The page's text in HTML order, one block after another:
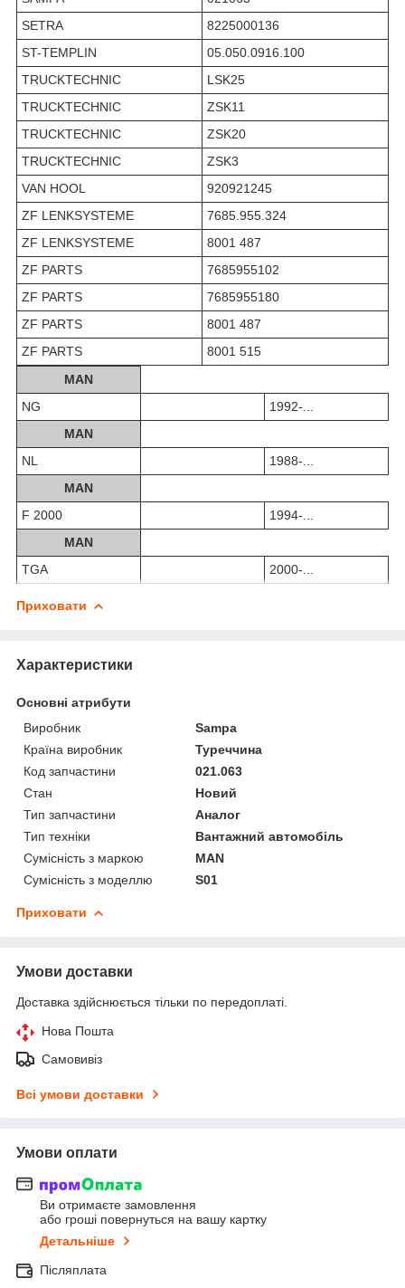
SETRA
8225000136
ST-TEMPLIN
05.050.0916.100
TRUCKTECHNIC
LSK25
TRUCKTECHNIC
ZSK11
TRUCKTECHNIC
ZSK20
TRUCKTECHNIC
ZSK3
VAN HOOL
920921245
ZF LENKSYSTEME
7685.955.324
ZF LENKSYSTEME
8001 487
ZF PARTS
7685955102
ZF PARTS
7685955180
ZF PARTS
8001 487
ZF PARTS
8001 515
MAN
NG
1992-...
MAN
NL
1988-...
MAN
F 2000
1994-...
MAN
TGA
2000-...
Приховати
Характеристики
Основні атрибути
Виробник
Sampa
Країна виробник
Туреччина
Код запчастини
021.063
Стан
Новий
Тип запчастини
Аналог
Тип техніки
Вантажний автомобіль
Сумісність з маркою
MAN
Сумісність з моделлю
S01
Приховати
Умови доставки
Доставка здійснюється тільки по передоплаті.
Нова Пошта
Самовивіз
Всі умови доставки
Умови оплати
Ви отримаєте замовлення
або гроші повернуться на вашу картку
Детальніше
Післяплата